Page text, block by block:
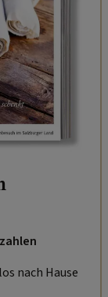
nach Hause